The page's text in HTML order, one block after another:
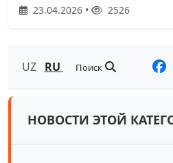
23.04.2026 • 2526
UZ RU Поиск
НОВОСТИ ЭТОЙ